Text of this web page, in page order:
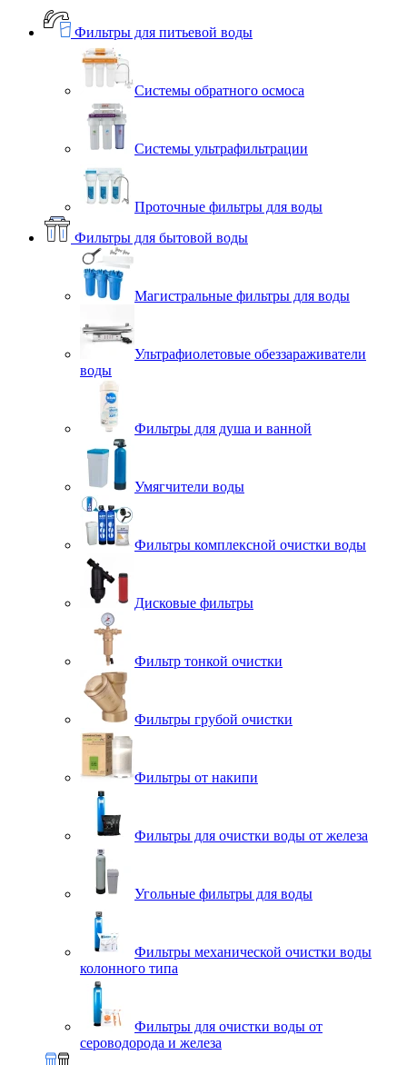
Фильтры для питьевой воды
Системы обратного осмоса
Системы ультрафильтрации
Проточные фильтры для воды
Фильтры для бытовой воды
Магистральные фильтры для воды
Ультрафиолетовые обеззараживатели
воды
Фильтры для душа и ванной
Умягчители воды
Фильтры комплексной очистки воды
Дисковые фильтры
Фильтр тонкой очистки
Фильтры грубой очистки
Фильтры от накипи
Фильтры для очистки воды от железа
Угольные фильтры для воды
Фильтры механической очистки воды
колонного типа
Фильтры для очистки воды от
сероводорода и железа